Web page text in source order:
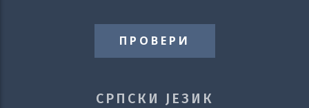
ПРОВЕРИ
СРПСКИ ЈЕЗИК